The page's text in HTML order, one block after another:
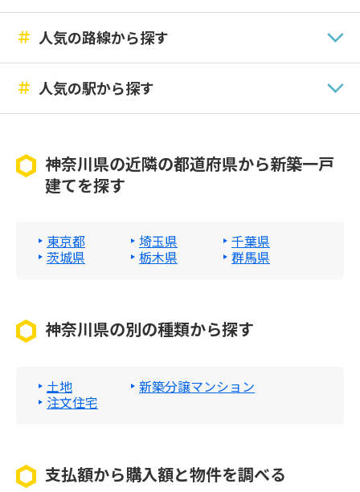
＃ 人気の路線から探す
＃ 人気の駅から探す
神奈川県の近隣の都道府県から新築一戸
建てを探す
東京都 埼玉県
千葉県
茨城県
栃木県 群馬県
神奈川県の別の種類から探す
土地
新築分譲マンション
注文住宅
支払額から購入額と物件を調べる